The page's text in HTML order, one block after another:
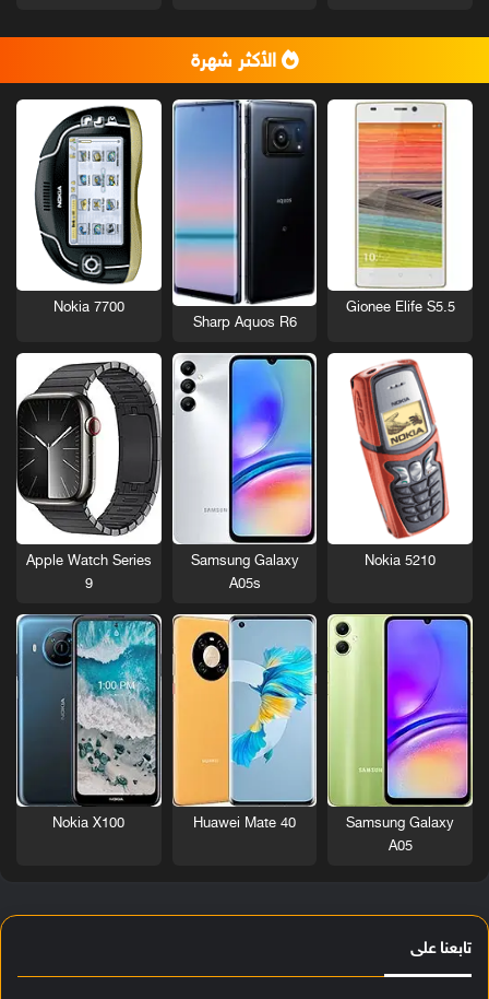
الأكثر شهرة
Gionee Elife S5.5
Sharp Aquos R6
Nokia 7700
Nokia 5210
Samsung Galaxy
A05s
Apple Watch Series
9
Samsung Galaxy
A05
Huawei Mate 40
Nokia X100
تابعنا على